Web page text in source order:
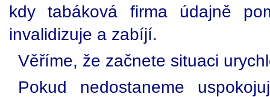
kdy tabáková firma údajně
invalidizuje a zabíjí.
Věříme, že začnete situaci
Pokud nedostaneme